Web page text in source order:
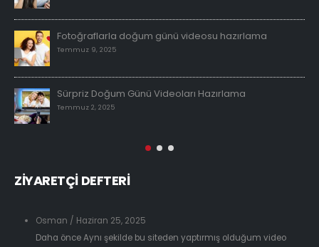
Fotoğraflarla doğum günü videosu hazırlama
Temmuz 9, 2025
Sürpriz Doğum Günü Videoları Hazırlama
Temmuz 2, 2025
ZİYARETÇİ DEFTERİ
Osman / Haziran 25, 2025
Daha önce Aynı şekilde bu siteden yaptırmış olduğum video